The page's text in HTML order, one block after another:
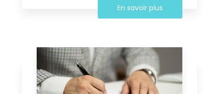
En savoir plus